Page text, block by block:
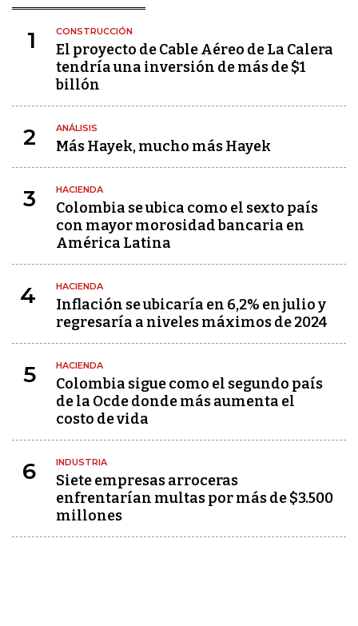
1 CONSTRUCCIÓN
El proyecto de Cable Aéreo de La Calera
tendría una inversión de más de $1
billón
2 ANÁLISIS
Más Hayek, mucho más Hayek
3 HACIENDA
Colombia se ubica como el sexto país
con mayor morosidad bancaria en
América Latina
4 HACIENDA
Inflación se ubicaría en 6,2% en julio y
regresaría a niveles máximos de 2024
5 HACIENDA
Colombia sigue como el segundo país
de la Ocde donde más aumenta el
costo de vida
6 INDUSTRIA
Siete empresas arroceras
enfrentarían multas por más de $3.500
millones